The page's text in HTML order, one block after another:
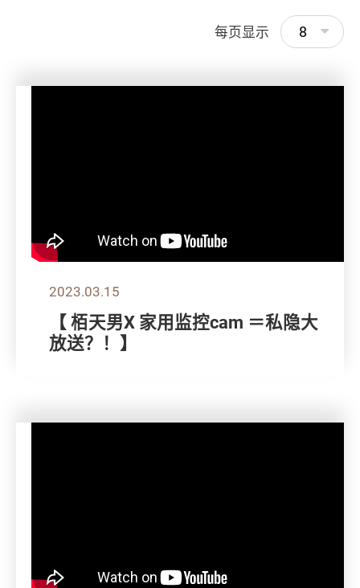
每页显示 8
2023.03.15
【 栢天男X 家用监控cam ＝私隐大
放送？！】